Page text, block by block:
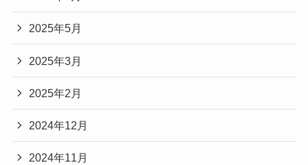
2025年5月
2025年3月
2025年2月
2024年12月
2024年11月